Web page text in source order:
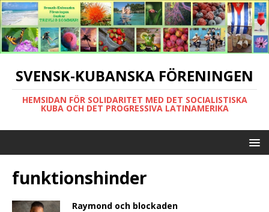
SVENSK-KUBANSKA FÖRENINGEN
HEMSIDAN FÖR SOLIDARITET MED DET SOCIALISTISKA
KUBA OCH DET PROGRESSIVA LATINAMERIKA
funktionshinder
Raymond och blockaden